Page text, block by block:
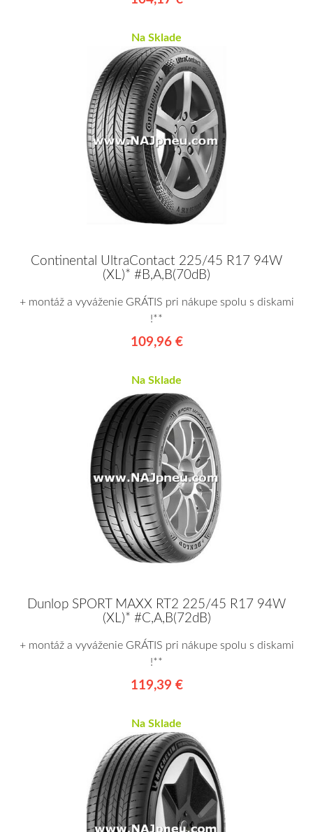
Na Sklade
Continental UltraContact 225/45 R17 94W
(XL)* #B,A,B(70dB)
+ montáž a vyváženie GRÁTIS pri nákupe spolu s diskami
!**
109,96 €
Na Sklade
Dunlop SPORT MAXX RT2 225/45 R17 94W
(XL)* #C,A,B(72dB)
+ montáž a vyváženie GRÁTIS pri nákupe spolu s diskami
!**
119,39 €
Na Sklade